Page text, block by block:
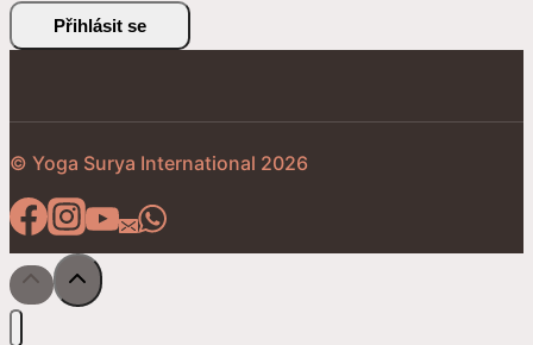
Přihlásit se
© Yoga Surya International 2026